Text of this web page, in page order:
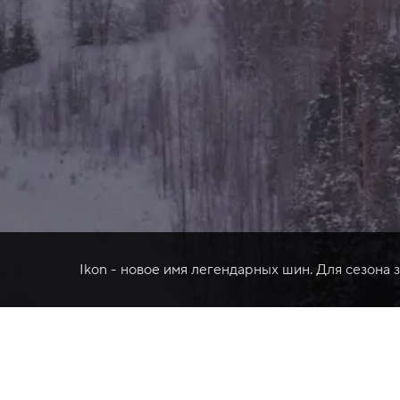
Ikon - новое имя легендарных шин. Для